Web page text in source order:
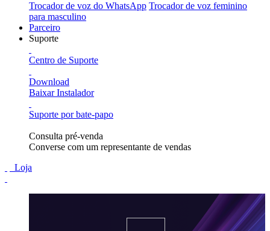
Trocador de voz do WhatsApp Trocador de voz feminino
para masculino
Parceiro
Suporte
Centro de Suporte
Download
Baixar Instalador
Suporte por bate-papo
Consulta pré-venda
Converse com um representante de vendas
Loja